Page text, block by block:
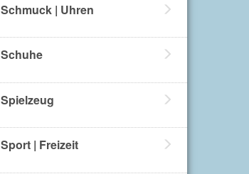
Schmuck | Uhren
Schuhe
Spielzeug
Sport | Freizeit